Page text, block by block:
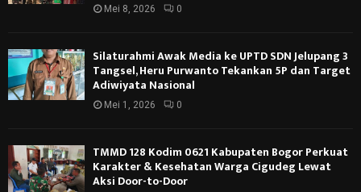
Mei 8, 2026 0
Silaturahmi Awak Media ke UPTD SDN Jelupang 3
Tangsel, Heru Purwanto Tekankan 5P dan Target
Adiwiyata Nasional
Mei 1, 2026 0
TMMD 128 Kodim 0621 Kabupaten Bogor Perkuat
Karakter & Kesehatan Warga Cigudeg Lewat
Aksi Door-to-Door